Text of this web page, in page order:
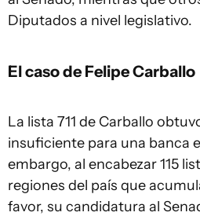
Diputados a nivel legislativo.
El caso de Felipe Carballo
La lista 711 de Carballo
insuficiente para una banca
embargo, al encabezar 115
regiones del país que
favor, su candidatura al